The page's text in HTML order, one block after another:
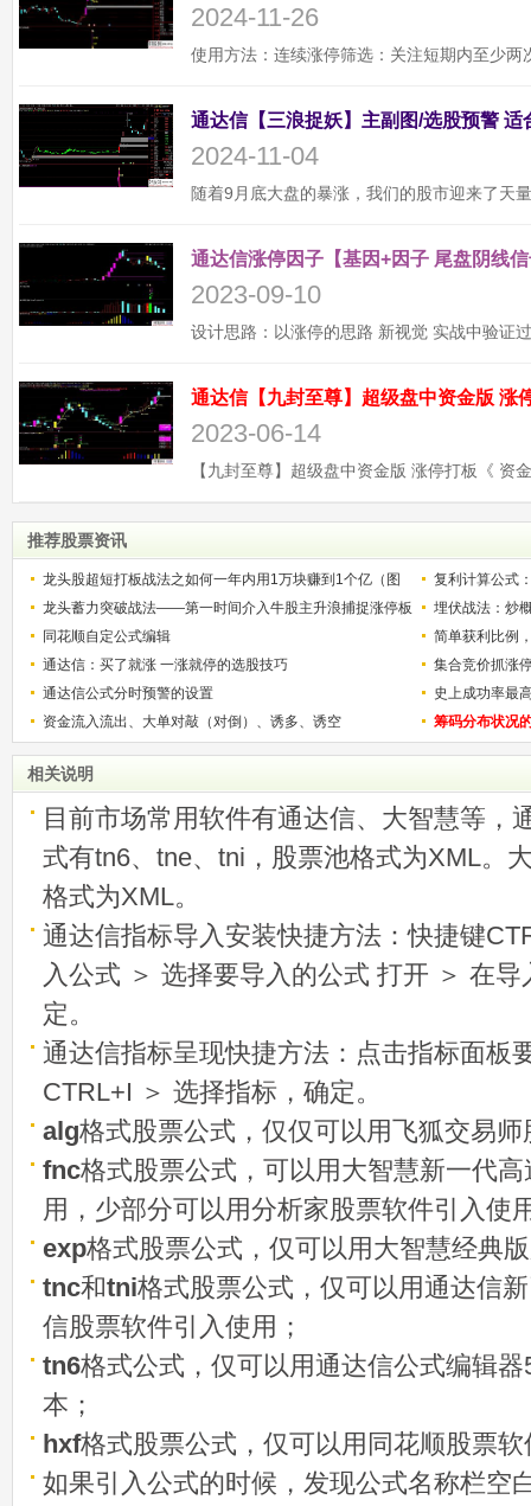
2024-11-26
2024-11-04
通达信涨停因子【基因+因子 尾盘阴线
2023-09-10
2023-06-14
推荐股票资讯
龙头股超短打板战法之如何一年内用1万块赚到1个亿（图
解）
复利计算公式
少？
龙头蓄力突破战法——第一时间介入牛股主升浪捕捉涨停板
的技巧（图解）
埋伏战法：炒
同花顺自定公式编辑
简单获利比例
用
通达信：买了就涨 一涨就停的选股技巧
集合竞价抓涨
通达信公式分时预警的设置
史上成功率最
称选股法宝！
资金流入流出、大单对敲（对倒）、诱多、诱空 筹码分布状况
相关说明
目前市场常用软件有通达信、大智慧等，
式有tn6、tne、tni，股票池格式为XML。
格式为XML。
通达信指标导入安装快捷方法：快捷键
入公式 ＞ 选择要导入的公式 打开 ＞ 在
定。
通达信指标呈现快捷方法：点击指标面板
CTRL+I ＞ 选择指标，确定。
alg格式股票公式，仅仅可以用飞狐交易
fnc格式股票公式，可以用大智慧新一代
用，少部分可以用分析家股票软件引入使
exp格式股票公式，仅可以用大智慧经典
tnc和tni格式股票公式，仅可以用通达信
信股票软件引入使用；
tn6格式公式，仅可以用通达信公式编辑
本；
hxf格式股票公式，仅可以用同花顺股票
如果引入公式的时候，发现公式名称栏空